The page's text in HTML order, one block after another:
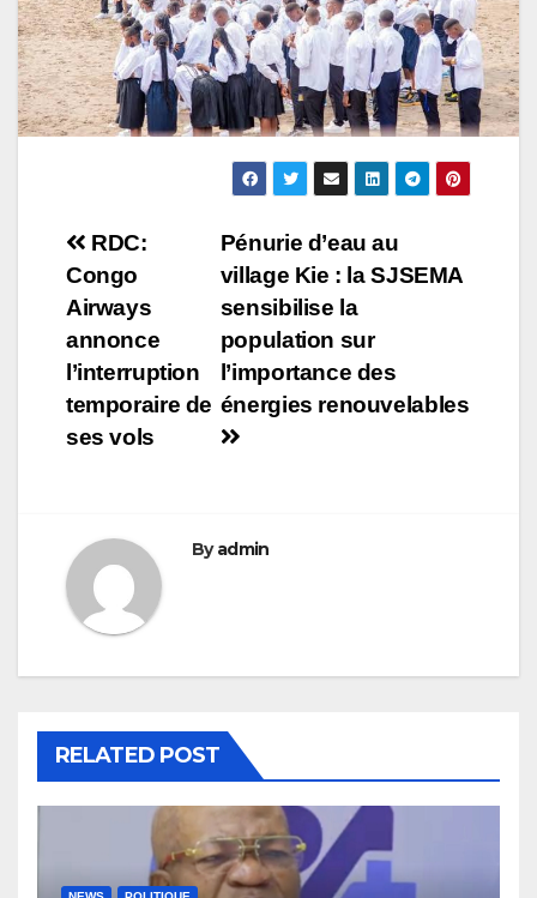
Navigation
de
l’article
Pénurie d’eau au
village Kie : la SJSEMA
sensibilise la
population sur
l’importance des
énergies renouvelables
RDC:
Congo
Airways
annonce
l’interruption
temporaire de
ses vols
Byadmin
RELATED POST